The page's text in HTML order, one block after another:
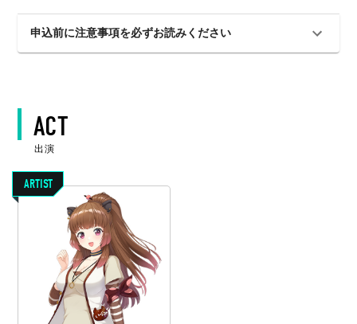
申込前に注意事項を必ずお読みください
ACT
出演
ARTIST